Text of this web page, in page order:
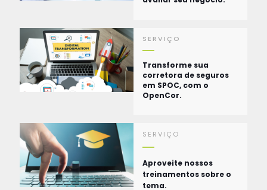
SERVIÇO
Transforme sua
corretora de seguros
em SPOC, com o
OpenCor.
SERVIÇO
Aproveite nossos
treinamentos sobre o
tema.